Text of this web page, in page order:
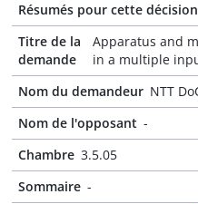
Résumés pour cette décision
Titre de la
demande
Apparatus and
in a multiple
Nom du demandeur NTT
Nom de l'opposant -
Chambre 3.5.05
Sommaire -